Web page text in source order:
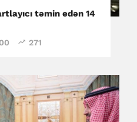
təmin edən 14
271